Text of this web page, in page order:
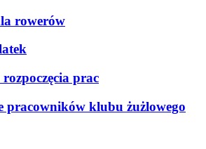
rowerów
prac
klubu żużlowego